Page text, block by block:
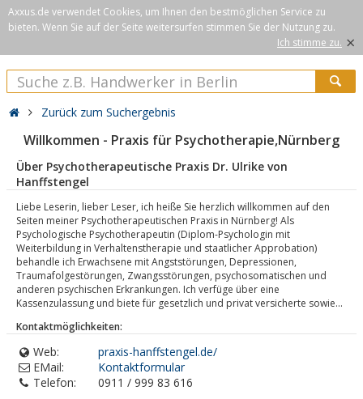
Axxus.de verwendet Cookies, um Ihnen den bestmöglichen Service zu
bieten. Wenn Sie auf der Seite weitersurfen stimmen Sie der Nutzung zu.
Ich stimme zu. ×
Zurück zum Suchergebnis
Willkommen - Praxis für Psychotherapie,Nürnberg
Über Psychotherapeutische Praxis Dr. Ulrike von
Hanffstengel
Liebe Leserin, lieber Leser, ich heiße Sie herzlich willkommen auf den
Seiten meiner Psychotherapeutischen Praxis in Nürnberg! Als
Psychologische Psychotherapeutin (Diplom-Psychologin mit
Weiterbildung in Verhaltenstherapie und staatlicher Approbation)
behandle ich Erwachsene mit Angststörungen, Depressionen,
Traumafolgestörungen, Zwangsstörungen, psychosomatischen und
anderen psychischen Erkrankungen. Ich verfüge über eine
Kassenzulassung und biete für gesetzlich und privat versicherte sowie...
Kontaktmöglichkeiten:
Web:
praxis-hanffstengel.de/
EMail:
Kontaktformular
Telefon:
0911 / 999 83 616